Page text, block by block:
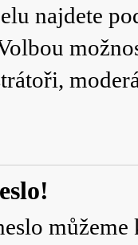
najdete